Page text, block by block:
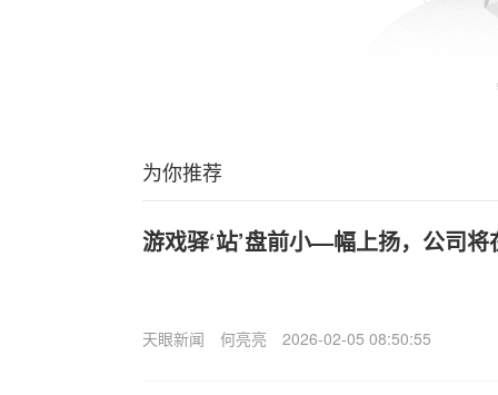
为你推荐
游戏驿‘站’盘前小—幅上扬，公司
天眼新闻 何亮亮 2026-02-05 08:50:55